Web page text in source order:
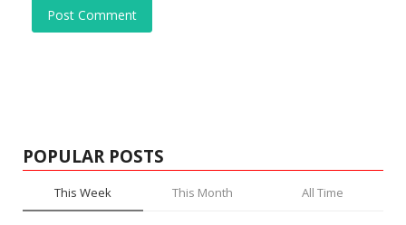
Post Comment
POPULAR POSTS
This Week This Month All Time